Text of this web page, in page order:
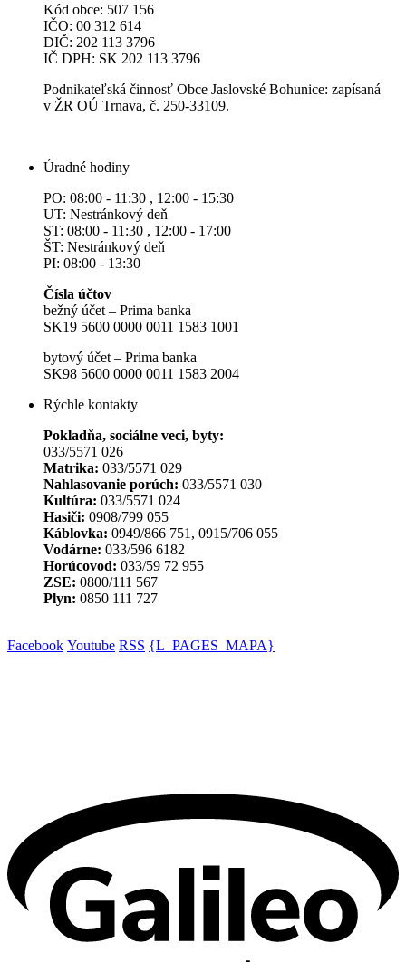
Kód obce: 507 156
IČO: 00 312 614
DIČ: 202 113 3796
IČ DPH: SK 202 113 3796
Podnikateľská činnosť Obce Jaslovské Bohunice: zapísaná
v ŽR OÚ Trnava, č. 250-33109.
Úradné hodiny
PO: 08:00 - 11:30 , 12:00 - 15:30
UT: Nestránkový deň
ST: 08:00 - 11:30 , 12:00 - 17:00
ŠT: Nestránkový deň
PI: 08:00 - 13:30
Čísla účtov
bežný účet – Prima banka
SK19 5600 0000 0011 1583 1001
bytový účet – Prima banka
SK98 5600 0000 0011 1583 2004
Rýchle kontakty
Pokladňa, sociálne veci, byty:
033/5571 026
Matrika: 033/5571 029
Nahlasovanie porúch: 033/5571 030
Kultúra: 033/5571 024
Hasiči: 0908/799 055
Káblovka: 0949/866 751, 0915/706 055
Vodárne: 033/596 6182
Horúcovod: 033/59 72 955
ZSE: 0800/111 567
Plyn: 0850 111 727
Facebook Youtube RSS {L_PAGES_MAPA}